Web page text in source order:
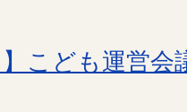
】こども運営